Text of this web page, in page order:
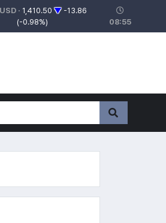
· 1,410.50▼ -13.86
(-0.98%)
08:55